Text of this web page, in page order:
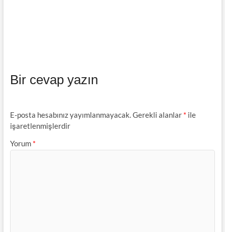
Bir cevap yazın
E-posta hesabınız yayımlanmayacak. Gerekli alanlar * ile
işaretlenmişlerdir
Yorum *